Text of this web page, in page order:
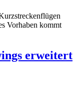
Vorhaben kommt
erweitert